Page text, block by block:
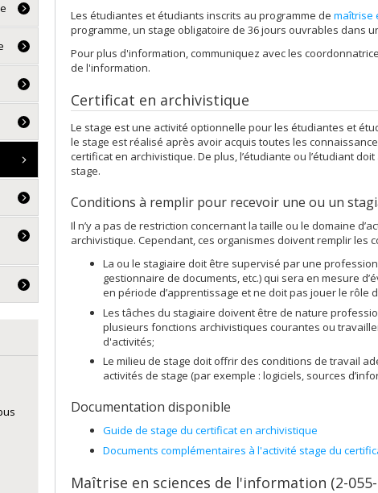
Les étudiantes et étudiants inscrits au programme de maîtrise
programme, un stage obligatoire de 36 jours ouvrables dans
Pour plus d'information, communiquez avec les
de l'information.
Certificat en archivistique
Le stage est une activité optionnelle pour les étudiantes et
le stage est réalisé après avoir acquis toutes les
certificat en archivistique. De plus, l’étudiante ou l’étudiant
stage.
Conditions à remplir pour recevoir une ou un
Il n’y a pas de restriction concernant la taille ou le domaine
archivistique. Cependant, ces organismes doivent remplir les
La ou le stagiaire doit être supervisé par une
gestionnaire de documents, etc.) qui sera en mesure
en période d’apprentissage et ne doit pas jouer le rôle
Les tâches du stagiaire doivent être de nature
plusieurs fonctions archivistiques courantes ou
d'activités;
Le milieu de stage doit offrir des conditions de travail
activités de stage (par exemple : logiciels, sources
Documentation disponible
Guide de stage du certificat en archivistique
Documents complémentaires à l'activité stage du
Maîtrise en sciences de l'information (2-